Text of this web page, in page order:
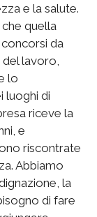
e la salute.
quella
da
lavoro,
lo
luoghi di
riceve la
e
riscontrate
Abbiamo
la
di fare